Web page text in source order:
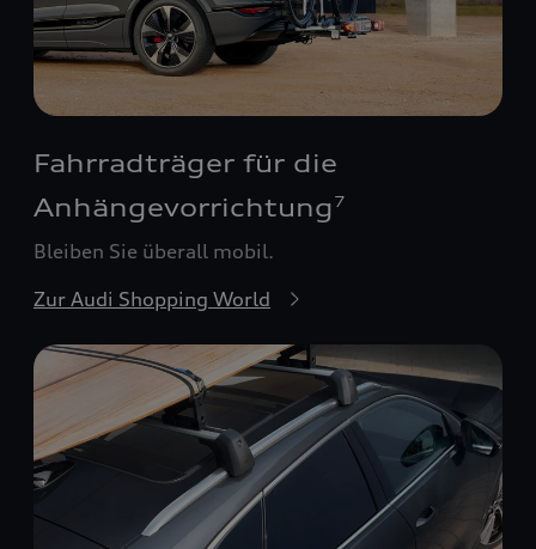
Fahrradträger für die
Anhängevorrichtung 7
Bleiben Sie überall mobil.
Zur Audi Shopping World